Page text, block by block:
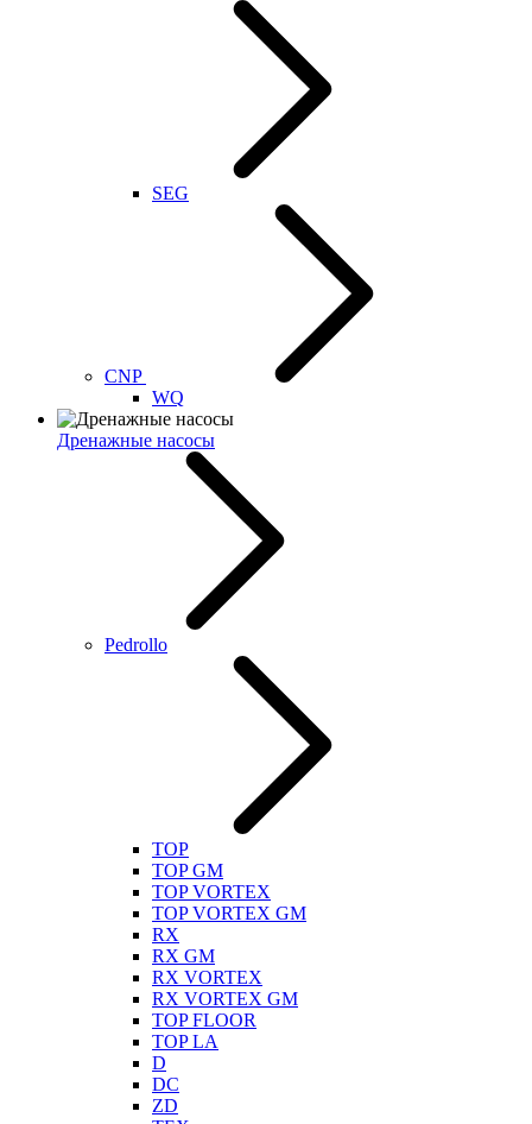
SEG
CNP
WQ
Дренажные насосы
Pedrollo
TOP
TOP GM
TOP VORTEX
TOP VORTEX GM
RX
RX GM
RX VORTEX
RX VORTEX GM
TOP FLOOR
TOP LA
D
DC
ZD